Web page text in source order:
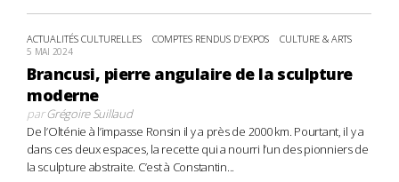
ACTUALITÉS CULTURELLES COMPTES RENDUS D'EXPOS CULTURE & ARTS
5 MAI 2024
Brancusi, pierre angulaire de la sculpture
moderne
parGrégoire Suillaud
De l’Olténie à l’impasse Ronsin il y a près de 2000 km. Pourtant, il y a
dans ces deux espaces, la recette qui a nourri l’un des pionniers de
la sculpture abstraite. C’est à Constantin...